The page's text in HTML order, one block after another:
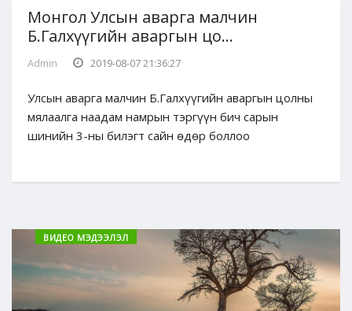
Монгол Улсын аварга малчин
Б.Галхүүгийн аваргын цо...
Admin 2019-08-07 21:36:27
Улсын аварга малчин Б.Галхүүгийн аваргын цолны
мялаалга наадам намрын тэргүүн бич сарын
шинийн 3-ны билэгт сайн өдөр боллоо
ВИДЕО МЭДЭЭЛЭЛ